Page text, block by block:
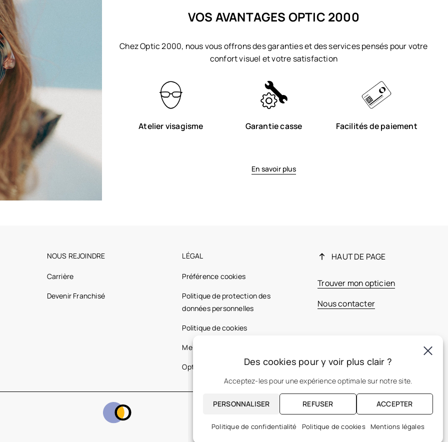
VOS AVANTAGES OPTIC 2000
Chez Optic 2000, nous vous offrons des garanties et des services pensés pour votre
confort visuel et votre satisfaction
Atelier visagisme Garantie casse Facilités de paiement
En savoir plus
NOUS REJOINDRE
Carrière
Devenir Franchisé
LÉGAL
Préférence cookies
Politique de protection des
données personnelles
Politique de cookies
Mentions légales
Optic 2000 France
HAUT DE PAGE
Trouver mon opticien
Nous contacter
FR
Des cookies pour y voir plus clair ?
Acceptez-les pour une expérience optimale sur notre site.
ACCEPTER
REFUSER
PERSONNALISER
Politique de confidentialité Politique de cookies Mentions légales